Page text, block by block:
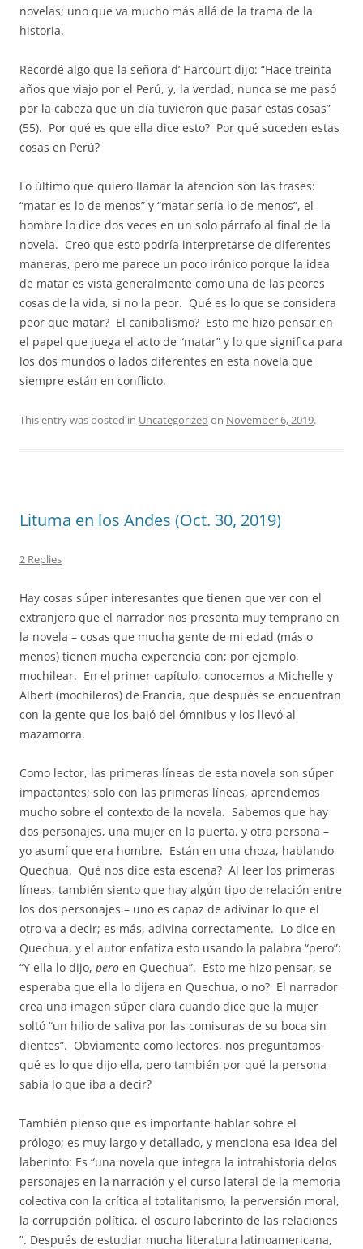
novelas; uno que va mucho más allá de la trama de la
historia.
Recordé algo que la señora d’ Harcourt dijo: “Hace treinta
años que viajo por el Perú, y, la verdad, nunca se me pasó
por la cabeza que un día tuvieron que pasar estas cosas”
(55). Por qué es que ella dice esto? Por qué suceden estas
cosas en Perú?
Lo último que quiero llamar la atención son las frases:
“matar es lo de menos” y “matar sería lo de menos”, el
hombre lo dice dos veces en un solo párrafo al final de la
novela. Creo que esto podría interpretarse de diferentes
maneras, pero me parece un poco irónico porque la idea
de matar es vista generalmente como una de las peores
cosas de la vida, si no la peor. Qué es lo que se considera
peor que matar? El canibalismo? Esto me hizo pensar en
el papel que juega el acto de “matar” y lo que significa para
los dos mundos o lados diferentes en esta novela que
siempre están en conflicto.
This entry was posted in Uncategorized on November 6, 2019.
Lituma en los Andes (Oct. 30, 2019)
2 Replies
Hay cosas súper interesantes que tienen que ver con el
extranjero que el narrador nos presenta muy temprano en
la novela – cosas que mucha gente de mi edad (más o
menos) tienen mucha experencia con; por ejemplo,
mochilear. En el primer capítulo, conocemos a Michelle y
Albert (mochileros) de Francia, que después se encuentran
con la gente que los bajó del ómnibus y los llevó al
mazamorra.
Como lector, las primeras líneas de esta novela son súper
impactantes; solo con las primeras líneas, aprendemos
mucho sobre el contexto de la novela. Sabemos que hay
dos personajes, una mujer en la puerta, y otra persona –
yo asumí que era hombre. Están en una choza, hablando
Quechua. Qué nos dice esta escena? Al leer los primeras
líneas, también siento que hay algún tipo de relación entre
los dos personajes – uno es capaz de adivinar lo que el
otro va a decir; es más, adivina correctamente. Lo dice en
Quechua, y el autor enfatiza esto usando la palabra “pero”:
“Y ella lo dijo, pero en Quechua”. Esto me hizo pensar, se
esperaba que ella lo dijera en Quechua, o no? El narrador
crea una imagen súper clara cuando dice que la mujer
soltó “un hilio de saliva por las comisuras de su boca sin
dientes”. Obviamente como lectores, nos preguntamos
qué es lo que dijo ella, pero también por qué la persona
sabía lo que iba a decir?
También pienso que es importante hablar sobre el
prólogo; es muy largo y detallado, y menciona esa idea del
laberinto: Es “una novela que integra la intrahistoria delos
personajes en la narración y el curso lateral de la memoria
colectiva con la crítica al totalitarismo, la perversión moral,
la corrupción política, el oscuro laberinto de las relaciones
”. Después de estudiar mucha literatura latinoamericana,